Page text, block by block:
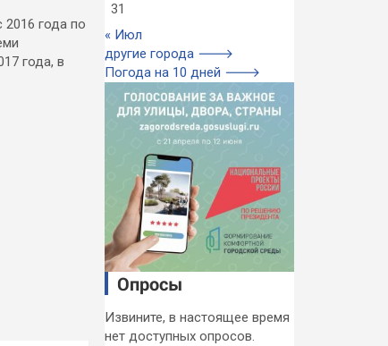
2016 года по
года, в
31
« Июл
другие города 🡒
Погода на 10 дней 🡒
Опросы
Извините, в настоящее время
нет доступных опросов.